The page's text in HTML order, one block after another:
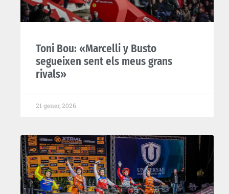
Toni Bou: «Marcelli y Busto
segueixen sent els meus grans
rivals»
21 gener, 2026